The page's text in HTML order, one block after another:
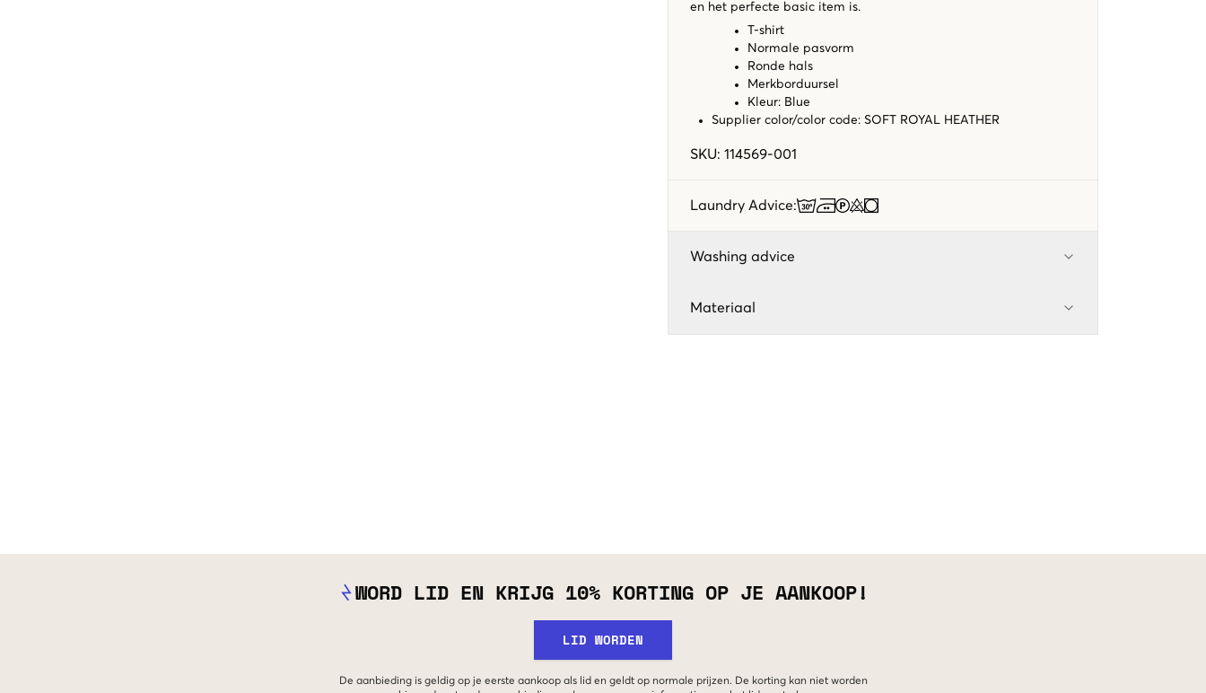
en het perfecte basic item is.
T-shirt
Normale pasvorm
Ronde hals
Merkborduursel
Kleur: Blue
Supplier color/color code: SOFT ROYAL HEATHER
SKU: 114569-001
Laundry Advice:
Washing advice
Materiaal
WORD LID EN KRIJG 10% KORTING OP JE AANKOOP!
LID WORDEN
De aanbieding is geldig op je eerste aankoop als lid en geldt op normale prijzen. De korting kan niet worden